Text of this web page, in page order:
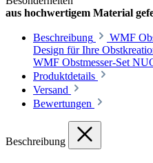
aus hochwertigem Material
Beschreibung
WMF
Design für Ihre
WMF Obstmesser-Set
Produktdetails
Versand
Bewertungen
Beschreibung